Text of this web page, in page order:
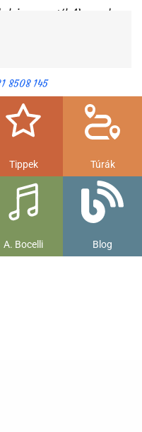
magyartól. Nemcsak a
8508 145
Tippek Túrák
A. Bocelli Blog